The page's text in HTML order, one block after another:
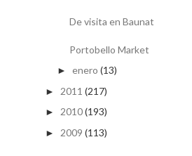
De visita en Baunat
Portobello Market
► enero (13)
► 2011 (217)
► 2010(193)
► 2009 (113)